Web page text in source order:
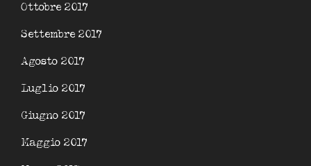
Ottobre 2017
Settembre 2017
Agosto 2017
Luglio 2017
Giugno 2017
Maggio 2017